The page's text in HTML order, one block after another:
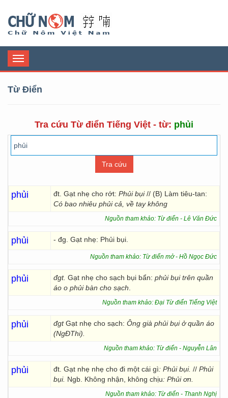
Toggle
navigation
Từ Điển
Tra cứu Từ điển Tiếng Việt - từ: phủi
phủi đt. Gạt nhẹ cho rớt: Phủi bụi// (B) Làm tiêu-tan:
Có bao nhiêu phủi cả, về tay không
Nguồn tham khảo: Từ điển - Lê Văn Đức
phủi - đg. Gạt nhẹ: Phủi bụi.
Nguồn tham khảo: Từ điển mở - Hồ Ngọc Đức
phủi đgt. Gạt nhẹ cho sạch bụi bẩn: phủi bụi trên quần
áo o phủi bàn cho sạch
Nguồn tham khảo: Đại Từ điển Tiếng Việt
phủi đgtGạt nhẹ cho sạch: Ông già phủi bụi ở quần áo
(NgĐThi).
Nguồn tham khảo: Từ điển - Nguyễn Lân
phủi đt. Gạt nhẹ nhẹ cho đi một cái gì: Phủi bụi. // Phủi
bụi. Ngb. Không nhận, không chịu: Phủi ơn.
Nguồn tham khảo: Từ điển - Thanh Nghị